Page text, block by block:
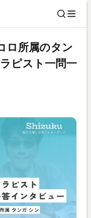
ロ所属のタン
ピスト一問一